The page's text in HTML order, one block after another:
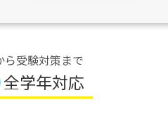
ら受験対策まで
全学年対応